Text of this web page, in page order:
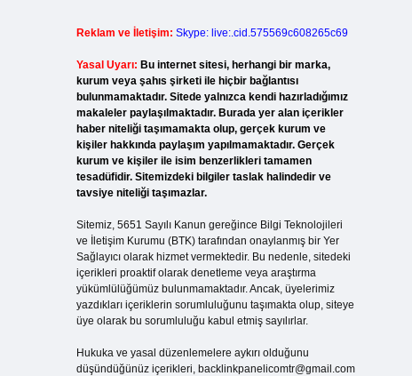
Reklam ve İletişim: Skype: live:.cid.575569c608265c69
Yasal Uyarı: Bu internet sitesi, herhangi bir marka,
kurum veya şahıs şirketi ile hiçbir bağlantısı
bulunmamaktadır. Sitede yalnızca kendi hazırladığımız
makaleler paylaşılmaktadır. Burada yer alan içerikler
haber niteliği taşımamakta olup, gerçek kurum ve
kişiler hakkında paylaşım yapılmamaktadır. Gerçek
kurum ve kişiler ile isim benzerlikleri tamamen
tesadüfidir. Sitemizdeki bilgiler taslak halindedir ve
tavsiye niteliği taşımazlar.
Sitemiz, 5651 Sayılı Kanun gereğince Bilgi Teknolojileri
ve İletişim Kurumu (BTK) tarafından onaylanmış bir Yer
Sağlayıcı olarak hizmet vermektedir. Bu nedenle, sitedeki
içerikleri proaktif olarak denetleme veya araştırma
yükümlülüğümüz bulunmamaktadır. Ancak, üyelerimiz
yazdıkları içeriklerin sorumluluğunu taşımakta olup, siteye
üye olarak bu sorumluluğu kabul etmiş sayılırlar.
Hukuka ve yasal düzenlemelere aykırı olduğunu
düşündüğünüz içerikleri, backlinkpanelicomtr@gmail.com